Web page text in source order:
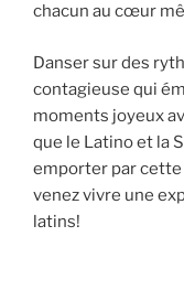
chacun au cœur
Danser sur des
contagieuse qui
moments joyeux
que le Latino et la
emporter par
venez vivre une
latins!